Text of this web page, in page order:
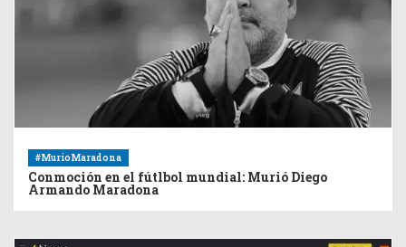
#MurioMaradona
Conmoción en el fútlbol mundial: Murió Diego
Armando Maradona